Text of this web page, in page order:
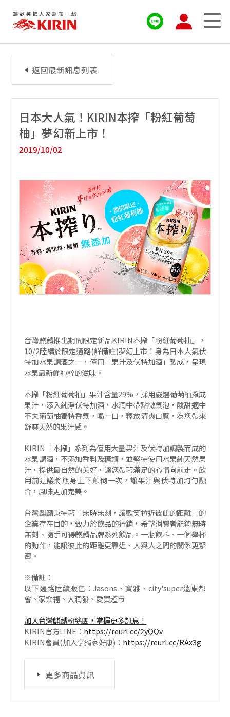
日本大人氣！KIRIN本搾「粉紅葡萄
柚」夢幻新上市！
2019/10/02
台灣麒麟推出期間限定新品KIRIN本搾「粉紅葡萄柚」，
10/2陸續於限定通路(詳備註)夢幻上市！身為日本人氣伏
特加水果調酒之一，僅用「果汁及伏特加酒」製成，呈現
水果最新鮮純粹的滋味。
本搾「粉紅葡萄柚」果汁含量29%，採用嚴選葡萄柚搾成
果汁，添入純淨伏特加酒，水潤中帶點微氣泡，酸甜適中
不失葡萄柚獨特香氣，喝一口，釋放清爽口感，為您帶來
舒爽天然的果汁感。
KIRIN「本搾」系列為僅用大量果汁及伏特加調製而成的
水果調酒，不添加香料及糖類，並堅持使用水果純天然果
汁，提供最自然的美好，讓您帶著滿足的心情向前走。飲
用前建議將瓶身上下顛倒一次，讓果汁與伏特加均勻融
合，風味更加完美。
台灣麒麟秉持著「無時無刻，讓歡笑拉近彼此的距離」的
企業存在目的，致力於飲品的行銷，希望消費者能夠無時
無刻、隨手可得麒麟品牌系列飲品。一瓶飲料、一個舉杯
的動作，能讓彼此的距離更靠近、人與人之間的關係更緊
密。
※備註：
以下通路陸續販售：Jasons、寶雅、city'super遠東都
會、家樂福、大潤發、愛買超市
加入台灣麒麟粉絲團，掌握更多訊息 ！
KIRIN官方LINE： https://reurl.cc/2yQQv
KIRIN會員(加入享獨家好康)： https://reurl.cc/RAx3g
更多商品資訊
返回最新訊息列表